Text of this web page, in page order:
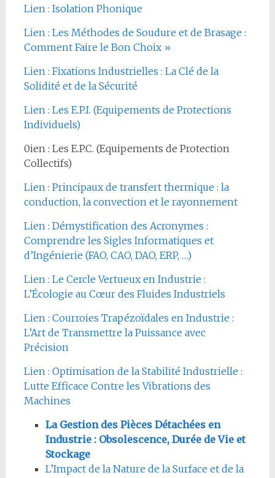
Lien : Isolation Phonique
Lien : Les Méthodes de Soudure et de Brasage :
Comment Faire le Bon Choix »
Lien : Fixations Industrielles : La Clé de la
Solidité et de la Sécurité
Lien : Les E.P.I. (Equipements de Protections
Individuels)
0ien : Les E.P.C. (Equipements de Protection
Collectifs)
Lien : Principaux de transfert thermique : la
conduction, la convection et le rayonnement
Lien : Démystification des Acronymes :
Comprendre les Sigles Informatiques et
d’Ingénierie (FAO, CAO, DAO, ERP, …)
Lien : Le Cercle Vertueux en Industrie :
L’Écologie au Cœur des Fluides Industriels
Lien : Courroies Trapézoïdales en Industrie :
L’Art de Transmettre la Puissance avec
Précision
Lien : Optimisation de la Stabilité Industrielle :
Lutte Efficace Contre les Vibrations des
Machines
La Gestion des Pièces Détachées en
Industrie : Obsolescence, Durée de Vie et
Stockage
L’Impact de la Nature de la Surface et de la